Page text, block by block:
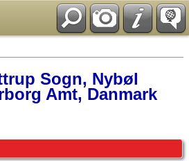
Sogn, Nybøl
Amt, Danmark